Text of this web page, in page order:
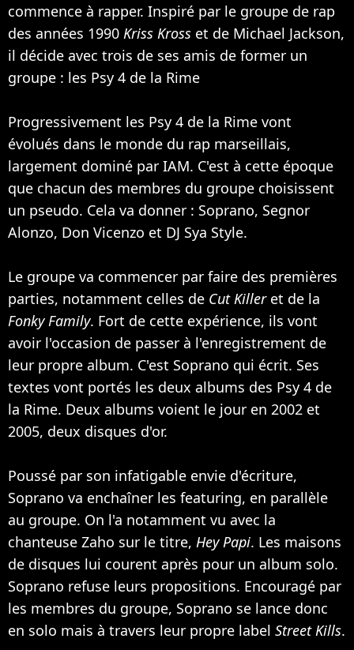
commence à rapper. Inspiré par le groupe de rap
des années 1990 Kriss Kross et de Michael Jackson,
il décide avec trois de ses amis de former un
groupe : les Psy 4 de la Rime
Progressivement les Psy 4 de la Rime vont
évolués dans le monde du rap marseillais,
largement dominé par IAM. C'est à cette époque
que chacun des membres du groupe choisissent
un pseudo. Cela va donner : Soprano, Segnor
Alonzo, Don Vicenzo et DJ Sya Style.
Le groupe va commencer par faire des premières
parties, notamment celles de Cut Killeret de la
Fonky Family. Fort de cette expérience, ils vont
avoir l'occasion de passer à l'enregistrement de
leur propre album. C'est Soprano qui écrit. Ses
textes vont portés les deux albums des Psy 4 de
la Rime. Deux albums voient le jour en 2002 et
2005, deux disques d'or.
Poussé par son infatigable envie d'écriture,
Soprano va enchaîner les featuring, en parallèle
au groupe. On l'a notamment vu avec la
chanteuse Zaho sur le titre, Hey Papi. Les maisons
de disques lui courent après pour un album solo.
Soprano refuse leurs propositions. Encouragé par
les membres du groupe, Soprano se lance donc
en solo mais à travers leur propre label Street Kills.